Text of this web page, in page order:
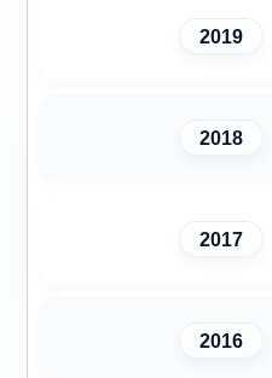
2019
2018
2017
2016